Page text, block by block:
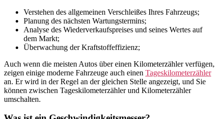
Verstehen des allgemeinen Verschleißes Ihres Fahrzeugs;
Planung des nächsten Wartungstermins;
Analyse des Wiederverkaufspreises und seines Wertes auf
dem Markt;
Überwachung der Kraftstoffeffizienz;
Auch wenn die meisten Autos über einen Kilometerzähler verfügen,
zeigen einige moderne Fahrzeuge auch einen Tageskilometerzähler
an. Er wird in der Regel an der gleichen Stelle angezeigt, und Sie
können zwischen Tageskilometerzähler und Kilometerzähler
umschalten.